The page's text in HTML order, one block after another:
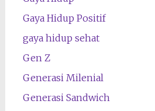
Gaya Hidup Positif
gaya hidup sehat
Gen Z
Generasi Milenial
Generasi Sandwich